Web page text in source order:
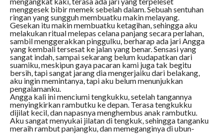
menggesek bibir memek sebelah dalam. Sebuah sentuhan
ringan yang sungguh membuatku makin melayang.
Gesekan itu makin membuatku ketagihan, sehingga aku
melakukan ritual melepas celana panjang secara perlahan,
sambil menggerakkan pinggulku, berharap ada jari Angga
yang kembali tersesat ke jalan yang benar. Sensasi yang
sangat indah, sampai sekarang belum kudapatkan dari
suamiku, meskipun gaya pacaran kami juga tak begitu
bersih, tapi sangat jarang dia mengerjaiku dari belakang,
aku ingin memintanya, tapi aku belum menunjukkan
pengalamanku.
Angga kali ini menciumi tengkukku, setelah tangannya
menyingkirkan rambutku ke depan. Terasa tengkukku
dijilat kecil, dan napasnya menghembus anak rambutku.
Aku sangat menyukai jilatan di tengkuk, sehingga tanganku
meraih rambut panjangku, dan memeganginya di ubun-